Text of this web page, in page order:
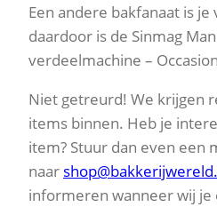
Een andere bakfanaat is je
daardoor is de Sinmag
verdeelmachine –
Niet getreurd! We krijgen
items binnen. Heb je
item? Stuur dan even een
naar
informeren wanneer wij je